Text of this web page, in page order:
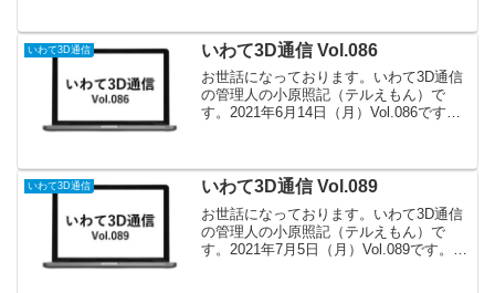
開発秘話やファブラボの運営についてな
どの楽しい話しや苦労...
いわて3D通信 いわて3D通信 Vol.086
お世話になっております。いわて3D通信
の管理人の小原照記（テルえもん）で
す。2021年6月14日（月）Vol.086です。
のよる調査報告書において、東北におけ
るオーブン...
いわて3D通信 いわて3D通信 Vol.089
お世話になっております。いわて3D通信
の管理人の小原照記（テルえもん）で
す。2021年7月5日（月）Vol.089です。セ